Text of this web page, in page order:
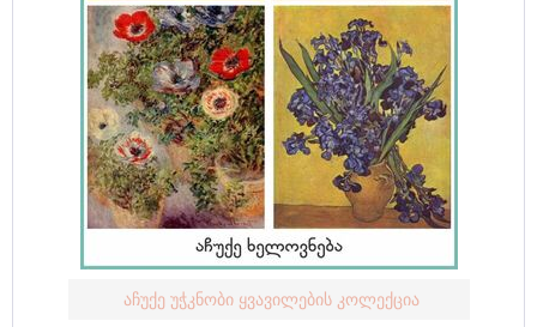
აჩუქე უჭკნობი ყვავილების კოლექცია